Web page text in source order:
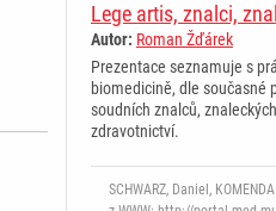
Lege artis, znalci,
Autor: Roman Žďárek
Prezentace seznamuje s
biomedicině, dle současné
soudních znalců,
zdravotnictví.
SCHWARZ, Daniel,